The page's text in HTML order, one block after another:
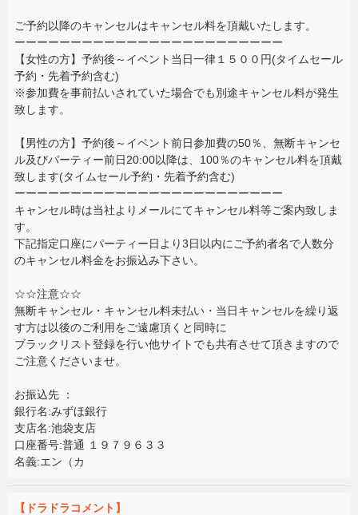
ご予約以降のキャンセルはキャンセル料を頂戴いたします。
ーーーーーーーーーーーーーーーーーーーーーーーー
【女性の方】予約後～イベント当日一律１５００円(タイムセール
予約・先着予約含む)
※参加費を事前払いされていた場合でも別途キャンセル料が発生
致します。
【男性の方】予約後～イベント前日参加費の50％、無断キャンセ
ル及びパーティー前日20:00以降は、100％のキャンセル料を頂戴
致します(タイムセール予約・先着予約含む)
ーーーーーーーーーーーーーーーーーーーーーーーー
キャンセル時は当社よりメールにてキャンセル料等ご案内致しま
す。
下記指定口座にパーティー日より3日以内にご予約者名で人数分
のキャンセル料金をお振込み下さい。
☆☆注意☆☆
無断キャンセル・キャンセル料未払い・当日キャンセルを繰り返
す方は以後のご利用をご遠慮頂くと同時に
ブラックリスト登録を行い他サイトでも共有させて頂きますので
ご注意くださいませ。
お振込先 ：
銀行名:みずほ銀行
支店名:池袋支店
口座番号:普通 １９７９６３３
名義:エン（カ
【ドラドラコメント】